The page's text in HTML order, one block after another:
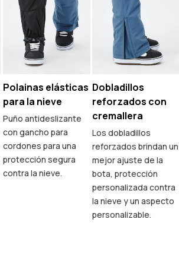
Polainas elásticas
para la nieve
Puño antideslizante
con gancho para
cordones para una
protección segura
contra la nieve.
Dobladillos
reforzados con
cremallera
Los dobladillos
reforzados brindan un
mejor ajuste de la
bota, protección
personalizada contra
la nieve y un aspecto
personalizable.